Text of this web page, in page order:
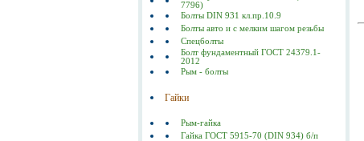
7796)
Болты DIN 931 кл.пр.10.9
Болты авто и с мелким шагом резьбы
Спецболты
Болт фундаментный ГОСТ 24379.1-
2012
Рым - болты
Гайки
Рым-гайка
Гайка ГОСТ 5915-70 (DIN 934) б/п